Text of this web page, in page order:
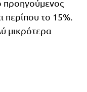
προηγούμενος
περίπου το 15%.
μικρότερα